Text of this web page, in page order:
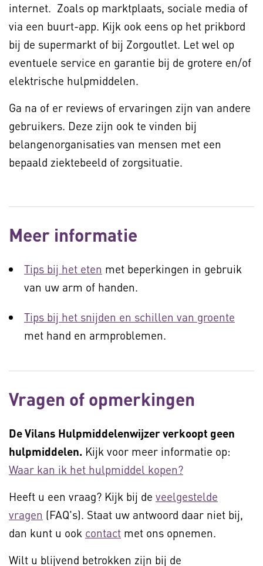
internet. Zoals op marktplaats, sociale media of
via een buurt-app. Kijk ook eens op het prikbord
bij de supermarkt of bij Zorgoutlet. Let wel op
eventuele service en garantie bij de grotere en/of
elektrische hulpmiddelen.
Ga na of er reviews of ervaringen zijn van andere
gebruikers. Deze zijn ook te vinden bij
belangenorganisaties van mensen met een
bepaald ziektebeeld of zorgsituatie.
Meer informatie
Tips bij het eten met beperkingen in gebruik
van uw arm of handen.
Tips bij het snijden en schillen van groente
met hand en armproblemen.
Vragen of opmerkingen
De Vilans Hulpmiddelenwijzer verkoopt geen
hulpmiddelen. Kijk voor meer informatie op:
Waar kan ik het hulpmiddel kopen?
Heeft u een vraag? Kijk bij de veelgestelde
vragen (FAQ's). Staat uw antwoord daar niet bij,
dan kunt u ook contact met ons opnemen.
Wilt u blijvend betrokken zijn bij de